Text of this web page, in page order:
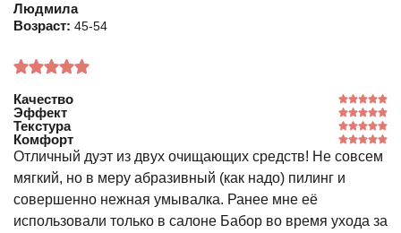
Людмила
Возраст: 45-54
Качество
Эффект
Текстура
Комфорт
Отличный дуэт из двух очищающих средств! Не совсем
мягкий, но в меру абразивный (как надо) пилинг и
совершенно нежная умывалка. Ранее мне её
использовали только в салоне Бабор во время ухода за